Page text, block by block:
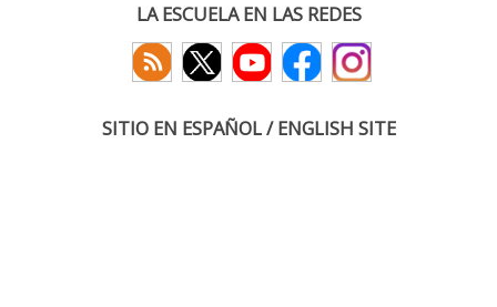
LA ESCUELA EN LAS REDES
SITIO EN ESPAÑOL / ENGLISH SITE